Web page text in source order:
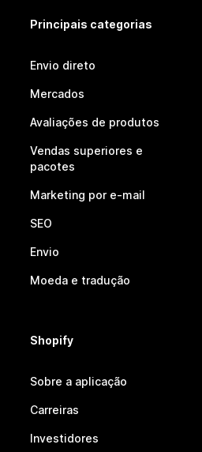
Principais categorias
Envio direto
Mercados
Avaliações de produtos
Vendas superiores e
pacotes
Marketing por e-mail
SEO
Envio
Moeda e tradução
Shopify
Sobre a aplicação
Carreiras
Investidores